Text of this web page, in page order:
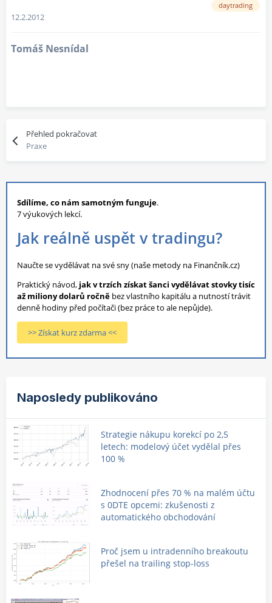
daytrading
12.2.2012
Tomáš Nesnídal
Přehled pokračovat
Praxe
Sdílíme, co nám samotným funguje.
7 výukových lekcí.
Jak reálně uspět v tradingu?
Naučte se vydělávat na své sny (naše metody na Finančník.cz)
Praktický návod, jak v trzích získat šanci vydělávat stovky tisíc
až miliony dolarů ročně bez vlastního kapitálu a nutností trávit
denně hodiny před počítači (bez práce to ale nepůjde).
>> Získat kurz zdarma <<
Naposledy publikováno
Strategie nákupu korekcí po 2,5
letech: modelový účet vydělal přes
100 %
Zhodnocení přes 70 % na malém účtu
s 0DTE opcemi: zkušenosti z
automatického obchodování
Proč jsem u intradenního breakoutu
přešel na trailing stop-loss